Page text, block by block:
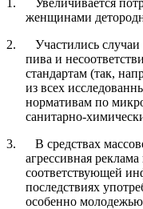
женщинами
2.
Участились
пива и
стандартам (так,
из всех
нормативам по
санитарно-
3.
В средствах
агрессивная
соответствующей
последствиях
особенно